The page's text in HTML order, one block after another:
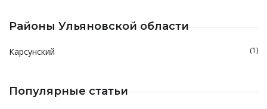
Районы Ульяновской области
Карсунский (1)
Популярные статьи